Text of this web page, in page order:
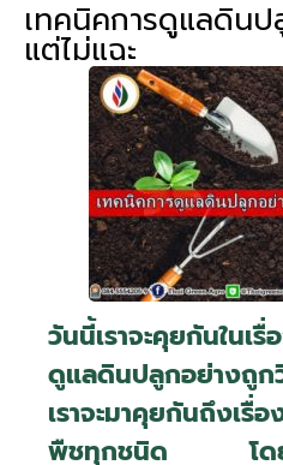
เทคนิคการดูแลดิน
แต่ไม่แฉะ
วันนี้เราจะคุยกันในเ
ดูแลดินปลูกอย่างถู
เราจะมาคุยกันถึงเรื่อ
พืชทุกชนิด โดยเฉ